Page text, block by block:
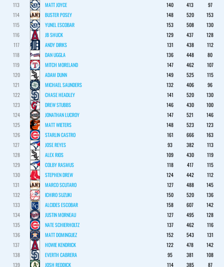
113
MATT JOYCE 140 413
97
114
BUSTER POSEY 148 520
153
115
YUNEL ESCOBAR 153 508
130
116
JB SHUCK 129 437
128
117
ANDY DIRKS 131 438
112
118
DAN UGGLA 136 448
80
119
MITCH MORELAND 147 462
107
120
ADAM DUNN 149 525
115
121
MICHAEL SAUNDERS 132 406
96
122
CHASE HEADLEY 141 520
130
123
DREW STUBBS 146 430
100
124
JONATHAN LUCROY 147 521
146
125
MATT WIETERS 148 523
123
126
STARLIN CASTRO 161 666
163
127
JOSE REYES 93 382
113
128
ALEX RIOS 109 430
119
129
COLBY RASMUS 118 417
115
130
STEPHEN DREW 124 442
112
131
MARCO SCUTARO 127 488
145
132
ICHIRO SUZUKI 150 520
136
133
ALCIDES ESCOBAR 158 607
142
134
JUSTIN MORNEAU 127 495
128
135
NATE SCHIERHOLTZ 137 462
116
136
MATT DOMINGUEZ 152 543
131
137
HOWIE KENDRICK 122 478
142
138
EVERTH CABRERA 95 381
108
139
JOSH REDDICK 114 385
87